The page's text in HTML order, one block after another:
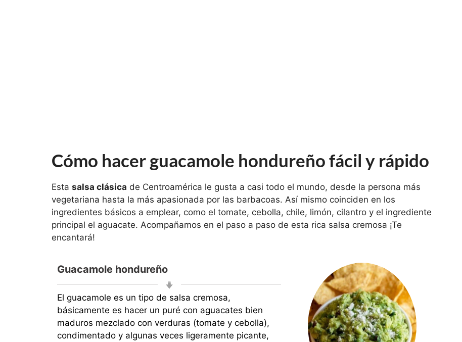
Cómo hacer guacamole hondureño fácil y rápido
Esta salsa clásica de Centroamérica le gusta a casi todo el mundo, desde la persona más
vegetariana hasta la más apasionada por las barbacoas. Así mismo coinciden en los
ingredientes básicos a emplear, como el tomate, cebolla, chile, limón, cilantro y el ingrediente
principal el aguacate. Acompañamos en el paso a paso de esta rica salsa cremosa ¡Te
encantará!
Guacamole hondureño
El guacamole es un tipo de salsa cremosa,
básicamente es hacer un puré con aguacates bien
maduros mezclado con verduras (tomate y cebolla),
condimentado y algunas veces ligeramente picante,